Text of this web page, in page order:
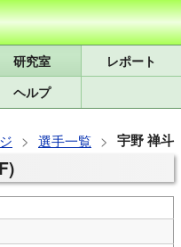
研究室
レポート
ヘルプ
選手一覧 宇野 禅斗